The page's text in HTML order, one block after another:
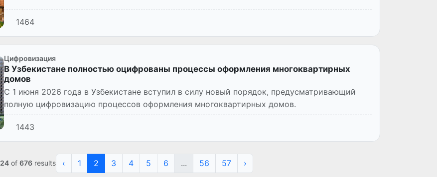
1464
Цифровизация
В Узбекистане полностью оцифрованы процессы оформления многоквартирных
домов
С 1 июня 2026 года в Узбекистане вступил в силу новый порядок, предусматривающий
полную цифровизацию процессов оформления многоквартирных домов.
1443
24of 676results ‹ 1 2 3 4 5 6 ... 56 57 ›